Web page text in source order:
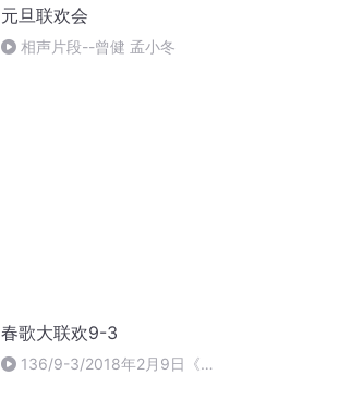
元旦联欢会
相声片段--曾健 孟小冬
春歌大联欢9-3
136/9-3/2018年2月9日《春